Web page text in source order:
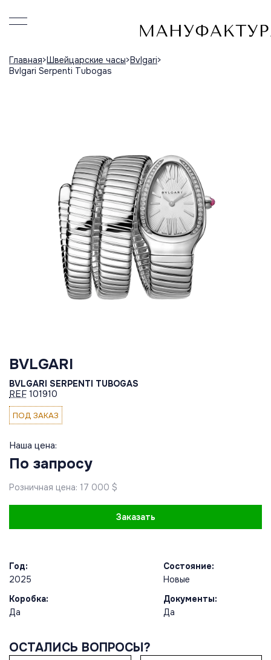
Главная Швейцарские часы Bvlgari
Bvlgari Serpenti Tubogas
BVLGARI
BVLGARI SERPENTI TUBOGAS
REF 101910
ПОД ЗАКАЗ
Наша цена:
По запросу
Розничная цена: 17 000 $
Заказать
Год:
2025
Состояние:
Новые
Коробка:
Да
Документы:
Да
ОСТАЛИСЬ ВОПРОСЫ?